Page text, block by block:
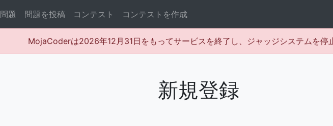
問題 問題を投稿 コンテスト コンテストを作成
MojaCoderは2026年12月31日をもってサービスを終了し、ジャッジシステムを停
新規登録